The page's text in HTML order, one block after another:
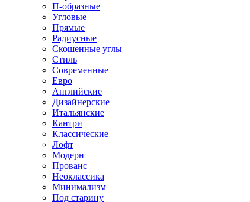
П-образные
Угловые
Прямые
Радиусные
Скошенные углы
Стиль
Современные
Евро
Английские
Дизайнерские
Итальянские
Кантри
Классические
Лофт
Модерн
Прованс
Неоклассика
Минимализм
Под старину